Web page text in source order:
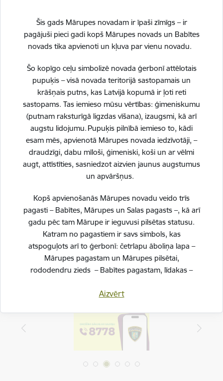
Šis gads Mārupes novadam ir īpaši zīmīgs – ir
pagājuši pieci gadi kopš Mārupes novads un Babītes
novads tika apvienoti un kļuva par vienu novadu.
Šo kopīgo ceļu simbolizē novada ģerbonī attēlotais
pupuķis – visā novada teritorijā sastopamais un
krāšņais putns, kas Latvijā kopumā ir ļoti reti
sastopams. Tas iemieso mūsu vērtības: ģimeniskumu
(putnam raksturīgā ligzdas vīšana), izaugsmi, kā arī
augstu lidojumu. Pupuķis pilnībā iemieso to, kādi
esam mēs, apvienotā Mārupes novada iedzīvotāji, –
draudzīgi, dabu mīloši, ģimeniski, koši un ar vēlmi
augt, attīstīties, sasniedzot aizvien jaunus augstumus
un apvāršņus.
Kopš apvienošanās Mārupes novadu veido trīs
pagasti – Babītes, Mārupes un Salas pagasts –, kā arī
gadu pēc tam Mārupe ir ieguvusi pilsētas statusu.
Katram no pagastiem ir savs simbols, kas
atspoguļots arī to ģerbonī: četrlapu āboliņa lapa –
Mārupes pagastam un Mārupes pilsētai,
rododendru zieds – Babītes pagastam, līdakas –
simbolus vienotā, stilizētā vizuālā rakstā – kā stāstu
par mums pašiem. Mēs esam dažādi, bet kopā
veidojam vienotu, košu un pilnīgu novadu.
SVĒTKU PROGRAMMA
Aizvērt
+3
Saistītas tēmas
Aktualitātes: Sports un aktīvā atpūta
Citi resursi par šo tēmu: Sports un aktīvā atpūta
Drukāt lapu
Dalīties